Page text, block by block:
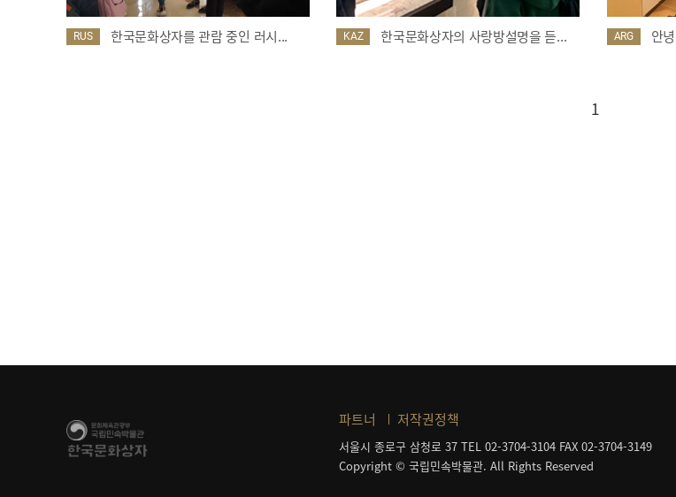
RUS 한국문화상자를 관람 중인 러시... KAZ 한국문화상자의 사랑방설명을 듣... ARG 안
1
파트너 저작권정책
서울시 종로구 삼청로 37 TEL 02-3704-3104 FAX 02-3704-3149
Copyright © 국립민속박물관. All Rights Reserved